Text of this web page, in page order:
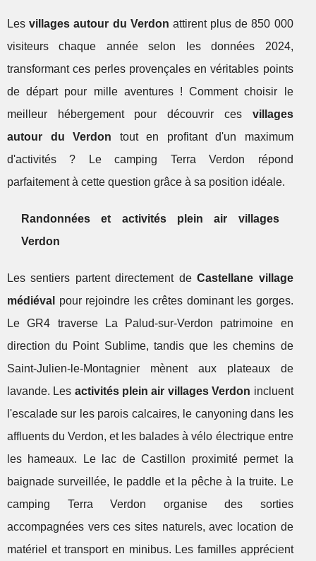
Lesvillages autour du Verdon attirent plus de 850 000
visiteurs chaque année selon les données 2024,
transformant ces perles provençales en véritables points
de départ pour mille aventures ! Comment choisir le
meilleur hébergement pour découvrir ces villages
autour du Verdon tout en profitant d'un maximum
d'activités ? Le camping Terra Verdon répond
parfaitement à cette question grâce à sa position idéale.
Randonnées et activités plein air villages
Verdon
Les sentiers partent directement deCastellane village
médiéval
pour rejoindre les crêtes dominant les gorges.
Le GR4 traverse La Palud-sur-Verdon patrimoine en
direction du Point Sublime, tandis que les chemins de
Saint-Julien-le-Montagnier mènent aux plateaux de
lavande. Les activités plein air villages Verdon incluent
l'escalade sur les parois calcaires, le canyoning dans les
affluents du Verdon, et les balades à vélo électrique entre
les hameaux. Le lac de Castillon proximité permet la
baignade surveillée, le paddle et la pêche à la truite. Le
camping Terra Verdon organise des sorties
accompagnées vers ces sites naturels, avec location de
matériel et transport en minibus. Les familles apprécient